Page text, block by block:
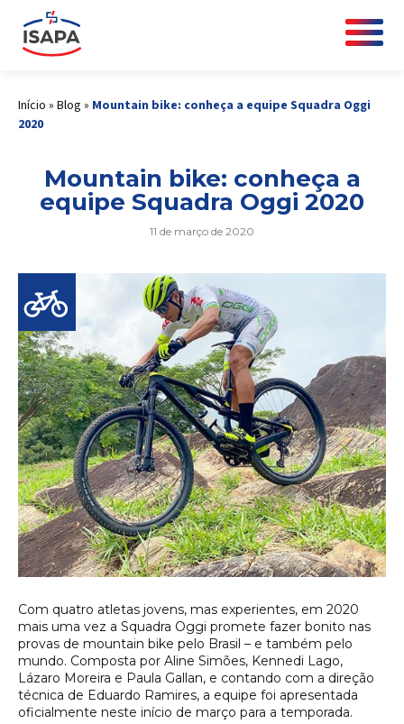
Início » Blog » Mountain bike: conheça a equipe Squadra Oggi
2020
Mountain bike: conheça a
equipe Squadra Oggi 2020
11 de março de 2020
Com quatro atletas jovens, mas experientes, em 2020
mais uma vez a Squadra Oggi promete fazer bonito nas
provas de mountain bike pelo Brasil – e também pelo
mundo. Composta por Aline Simões, Kennedi Lago,
Lázaro Moreira e Paula Gallan, e contando com a direção
técnica de Eduardo Ramires, a equipe foi apresentada
oficialmente neste início de março para a temporada.